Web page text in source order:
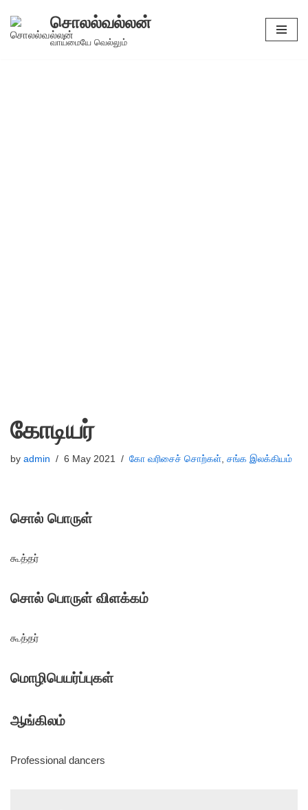
Skip
சொலல்வல்லன்
வாய்மையே வெல்லும்
கோடியர்
by admin 6 May 2021 கோ வரிசைச் சொற்கள், சங்க இலக்கியம்
சொல் பொருள்
கூத்தர்
சொல் பொருள் விளக்கம்
கூத்தர்
மொழிபெயர்ப்புகள்
ஆங்கிலம்
Professional dancers